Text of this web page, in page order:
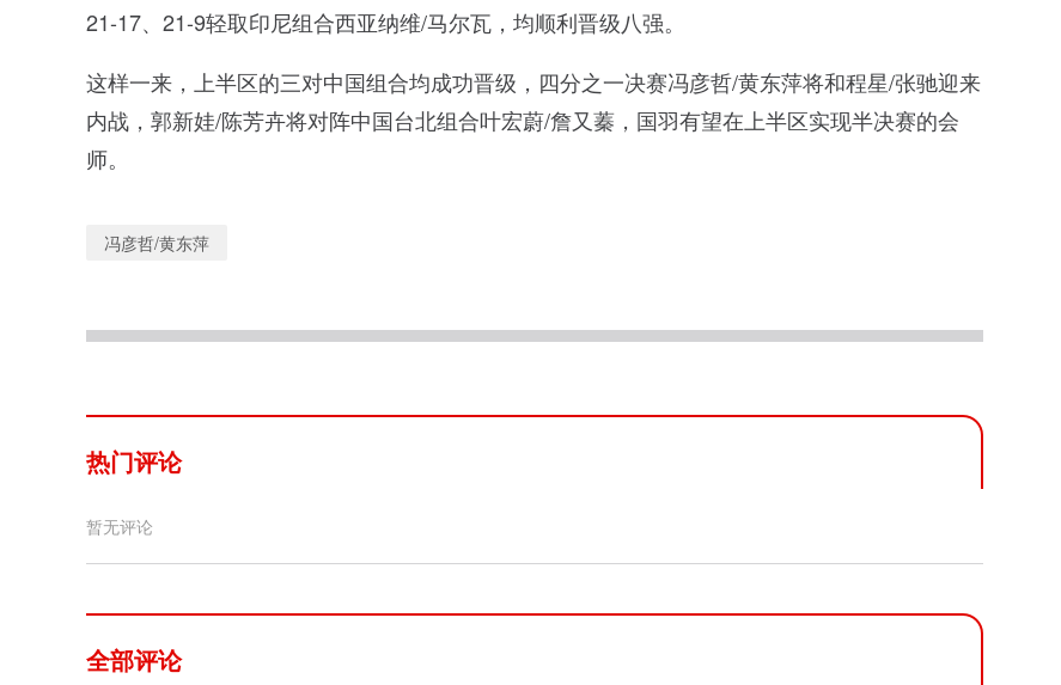
21-17、21-9轻取印尼组合西亚纳维/马尔瓦，均顺利晋级八强。
这样一来，上半区的三对中国组合均成功晋级，四分之一决赛冯彦哲/黄东萍将和程星/张驰迎来
内战，郭新娃/陈芳卉将对阵中国台北组合叶宏蔚/詹又蓁，国羽有望在上半区实现半决赛的会
师。
冯彦哲/黄东萍
热门评论
暂无评论
全部评论